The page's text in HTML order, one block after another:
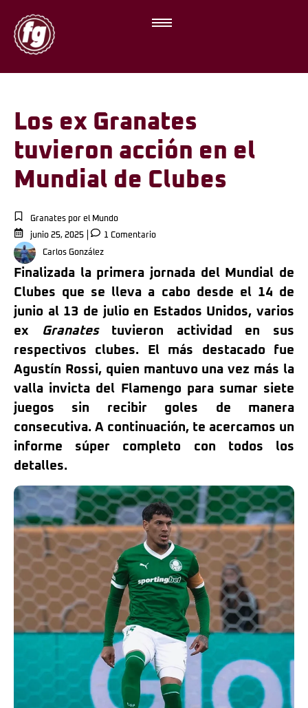
Los ex Granates
tuvieron acción en el
Mundial de Clubes
Granates por el Mundo
junio 25, 2025
1 Comentario
Carlos González
Finalizada la primera jornada del Mundial de
Clubes que se lleva a cabo desde el 14 de
junio al 13 de julio en Estados Unidos, varios
ex
Granatestuvieron actividad en sus
respectivos clubes. El más destacado fue
Agustín Rossi, quien mantuvo una vez más la
valla invicta del Flamengo para sumar siete
juegos sin recibir goles de manera
consecutiva. A continuación, te acercamos un
informe súper completo con todos los
detalles.